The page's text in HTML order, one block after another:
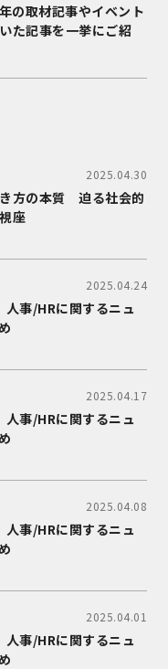
の取材記事やイベント
た記事を一挙にご紹
2025.04.30
き方の本質 迫る社会的
座
2025.04.24
人事/HRに関するニュ
2025.04.17
人事/HRに関するニュ
2025.04.08
人事/HRに関するニュ
2025.04.01
人事/HRに関するニュ